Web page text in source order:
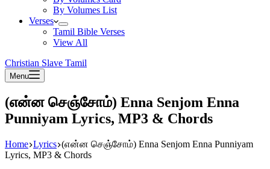
By Volumes List
Verses
Tamil Bible Verses
View All
Christian Slave Tamil
Menu
(என்ன செஞ்சோம்) Enna Senjom Enna
Punniyam Lyrics, MP3 & Chords
Home Lyrics (என்ன செஞ்சோம்) Enna Senjom Enna Punniyam
Lyrics, MP3 & Chords